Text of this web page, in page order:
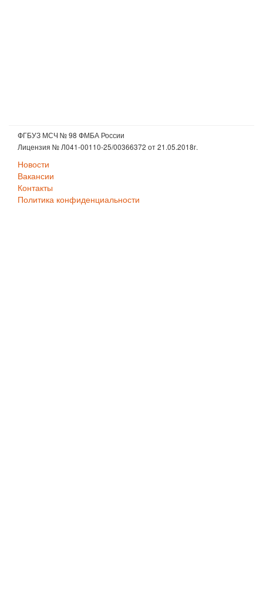
ФГБУЗ МСЧ № 98 ФМБА России
Лицензия № Л041-00110-25/00366372 от 21.05.2018г.
Новости
Вакансии
Контакты
Политика конфиденциальности